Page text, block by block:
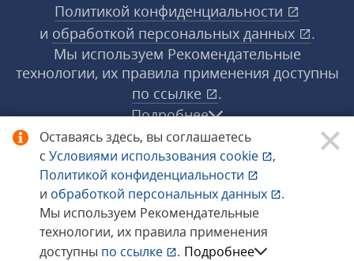
Оставаясь здесь, вы соглашаетесь
с Условиями использования cookie
,
Политикой конфиденциальности
и обработкой персональных данных
.
Мы используем Рекомендательные
технологии, их правила применения
доступны по ссылке . Подробнее
Политикой конфиденциальности
и обработкой персональных данных
.
Мы используем Рекомендательные
технологии, их правила применения доступны
по ссылке
.
Подробнее
© 1998−2026 «1С‑Рарус» ®. Все права
защищены.
Сообщить об ошибке